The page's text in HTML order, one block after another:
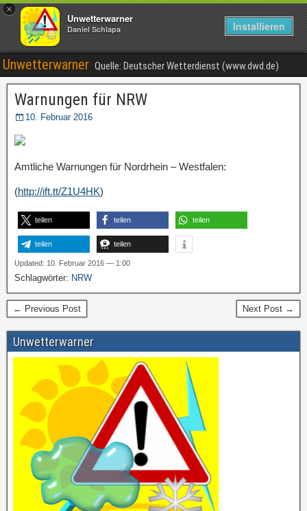
×
Unwetterwarner
Daniel Schlapa Installieren
Unwetterwarner Quelle: Deutscher Wetterdienst (www.dwd.de)
Warnungen für NRW
10. Februar 2016
Amtliche Warnungen für Nordrhein – Westfalen:
(http://ift.tt/Z1U4HK)
teilen teilen teilen
teilen teilen
Updated: 10. Februar 2016 — 1:00
Schlagwörter: NRW
← Previous Post Next Post →
Unwetterwarner